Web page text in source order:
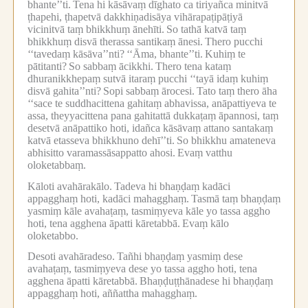
bhante’’ti. Tena hi kāsāvaṃ dīghato ca tiriyañca minitvā
ṭhapehi, ṭhapetvā dakkhiṇadisāya vihārapaṭipāṭiyā
vicinitvā taṃ bhikkhuṃ ānehīti. So tathā katvā taṃ
bhikkhuṃ disvā therassa santikaṃ ānesi. Thero pucchi
‘‘tavedaṃ kāsāva’’nti? ‘‘Āma, bhante’’ti. Kuhiṃ te
pātitanti? So sabbaṃ ācikkhi. Thero tena kataṃ
dhuranikkhepaṃ sutvā itaraṃ pucchi ‘‘tayā idaṃ kuhiṃ
disvā gahita’’nti? Sopi sabbaṃ ārocesi. Tato taṃ thero āha
‘‘sace te suddhacittena gahitaṃ abhavissa, anāpattiyeva te
assa, theyyacittena pana gahitattā dukkaṭaṃ āpannosi, taṃ
desetvā anāpattiko hoti, idañca kāsāvaṃ attano santakaṃ
katvā etasseva bhikkhuno dehī’’ti. So bhikkhu amateneva
abhisitto varamassāsappatto ahosi. Evaṃ vatthu
oloketabbaṃ.
Kāloti avahārakālo. Tadeva hi bhaṇḍaṃ kadāci
appagghaṃ hoti, kadāci mahagghaṃ. Tasmā taṃ bhaṇḍaṃ
yasmiṃ kāle avahaṭaṃ, tasmiṃyeva kāle yo tassa aggho
hoti, tena agghena āpatti kāretabbā. Evaṃ kālo
oloketabbo.
Desoti avahāradeso. Tañhi bhaṇḍaṃ yasmiṃ dese
avahaṭaṃ, tasmiṃyeva dese yo tassa aggho hoti, tena
agghena āpatti kāretabbā. Bhaṇḍuṭṭhānadese hi bhaṇḍaṃ
appagghaṃ hoti, aññattha mahagghaṃ.